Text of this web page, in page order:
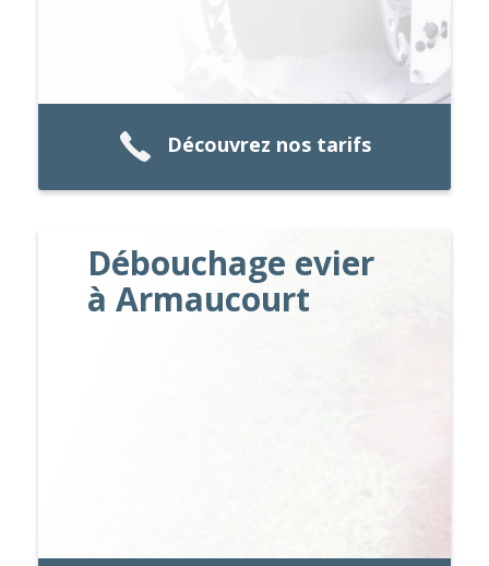
Découvrez nos tarifs
Débouchage evier
à Armaucourt